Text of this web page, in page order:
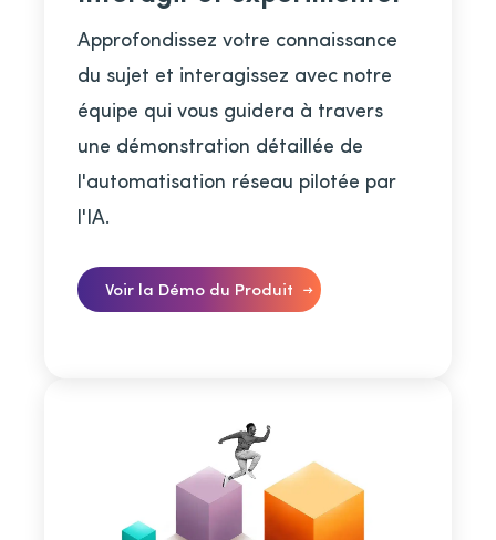
Approfondissez votre connaissance
du sujet et interagissez avec notre
équipe qui vous guidera à travers
une démonstration détaillée de
l'automatisation réseau pilotée par
l'IA.
Voir la Démo du Produit